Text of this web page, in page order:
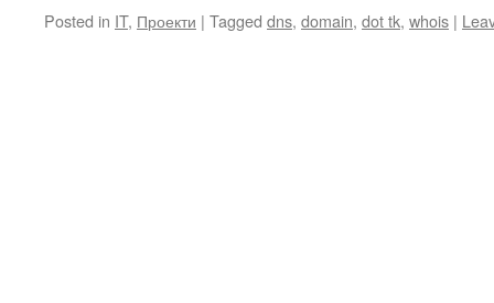
Posted in IT, Проекти | Tagged dns, domain, dot tk, whois |